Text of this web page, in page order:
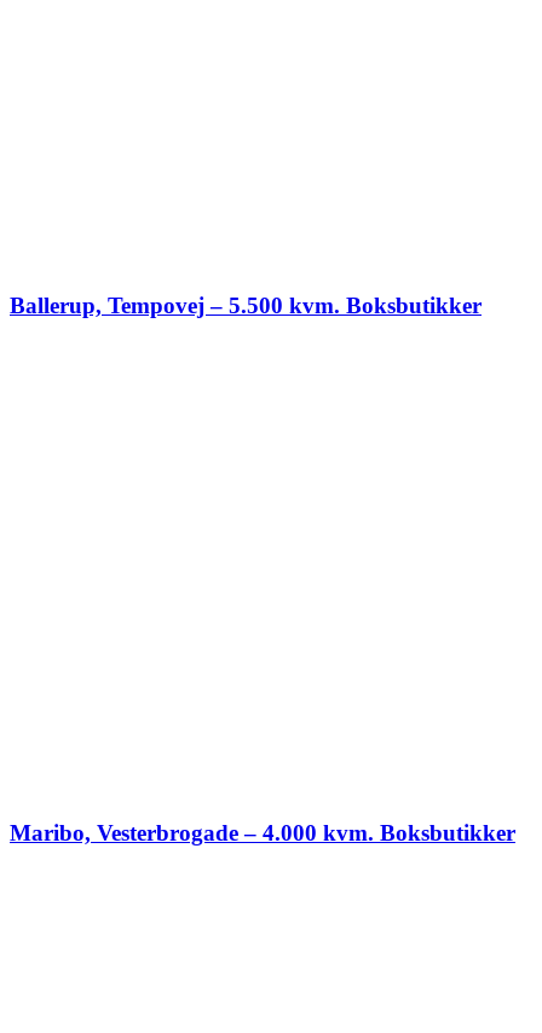
Ballerup, Tempovej – 5.500 kvm. Boksbutikker
Maribo, Vesterbrogade – 4.000 kvm. Boksbutikker